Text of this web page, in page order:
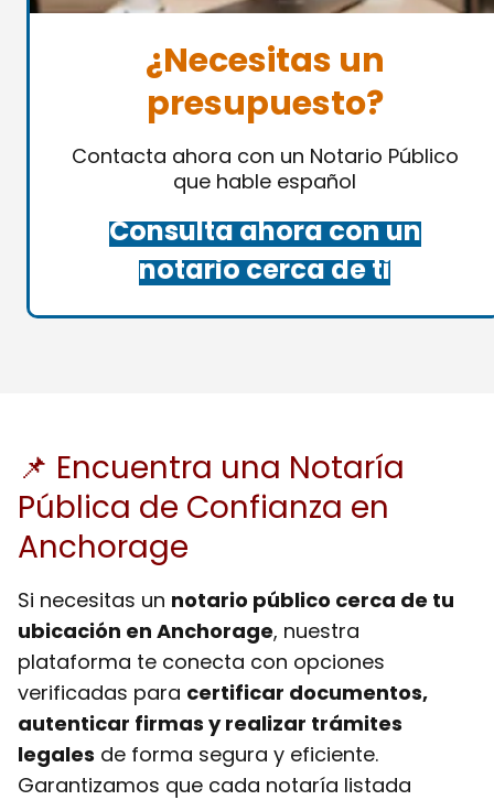
¿Necesitas un
presupuesto?
Contacta ahora con un Notario Público
que hable español
Consulta ahora con un
notario cerca de ti
📌 Encuentra una Notaría
Pública de Confianza en
Anchorage
Si necesitas un notario público cerca de tu
ubicación en Anchorage, nuestra
plataforma te conecta con opciones
verificadas para certificar documentos,
autenticar firmas y realizar trámites
legales de forma segura y eficiente.
Garantizamos que cada notaría listada